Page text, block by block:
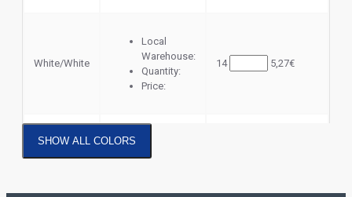
White/White
Local
Warehouse:
Quantity:
Price:
14 5,27€
Warehouse:
SHOW ALL COLORS